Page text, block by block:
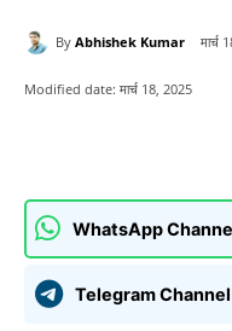
By Abhishek Kumar मार्च
Modified date: मार्च 18, 2025
WhatsApp
Telegram Channel